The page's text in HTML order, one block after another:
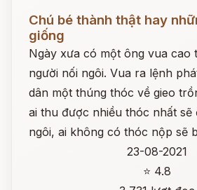
Chú bé thành thật hay
giống
Ngày xưa có một ông vua cao
người nối ngôi. Vua ra lệnh
dân một thúng thóc về gieo
ai thu được nhiều thóc nhất
ngôi, ai không có thóc nộp sẽ
23-08-2021
⭐ 4.8